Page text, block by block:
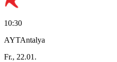
10:30
AYTAntalya
Fr., 22.01.